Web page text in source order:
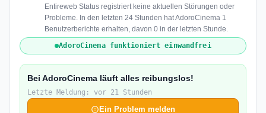
Entireweb Status registriert keine aktuellen Störungen oder
Probleme. In den letzten 24 Stunden hat AdoroCinema 1
Benutzerberichte erhalten, davon 0 in der letzten Stunde.
AdoroCinema funktioniert einwandfrei
Bei AdoroCinema läuft alles reibungslos!
Letzte Meldung: vor 21 Stunden
Ein Problem melden